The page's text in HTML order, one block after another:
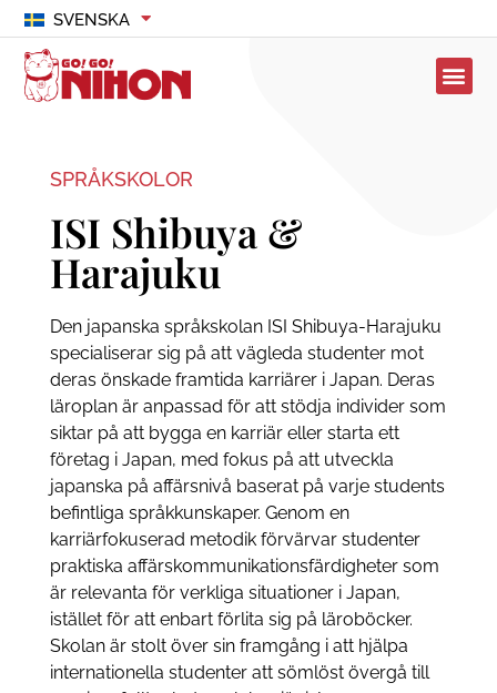
SVENSKA
SPRÅKSKOLOR
ISI Shibuya &
Harajuku
Den japanska språkskolan ISI Shibuya-Harajuku
specialiserar sig på att vägleda studenter mot
deras önskade framtida karriärer i Japan. Deras
läroplan är anpassad för att stödja individer som
siktar på att bygga en karriär eller starta ett
företag i Japan, med fokus på att utveckla
japanska på affärsnivå baserat på varje students
befintliga språkkunskaper. Genom en
karriärfokuserad metodik förvärvar studenter
praktiska affärskommunikationsfärdigheter som
är relevanta för verkliga situationer i Japan,
istället för att enbart förlita sig på läroböcker.
Skolan är stolt över sin framgång i att hjälpa
internationella studenter att sömlöst övergå till